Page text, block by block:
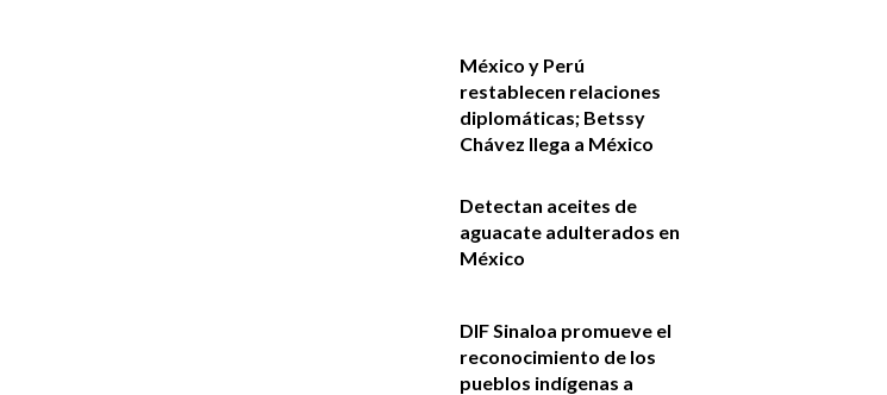
México y Perú
restablecen relaciones
diplomáticas; Betssy
Chávez llega a México
Detectan aceites de
aguacate adulterados en
México
DIF Sinaloa promueve el
reconocimiento de los
pueblos indígenas a